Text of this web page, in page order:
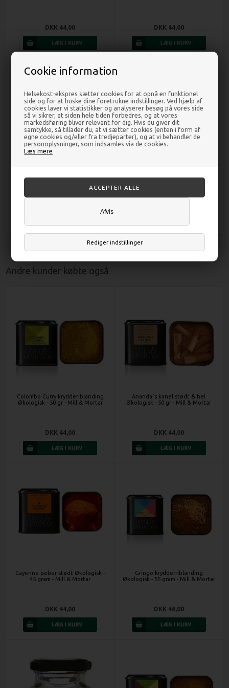
Cookie information
Helsekost-ekspres sætter cookies for at opnå en funktionel
side og for at huske dine foretrukne indstillinger. Ved hjælp af
cookies laver vi statistikker og analyserer besøg på vores side
så vi sikrer, at siden hele tiden forbedres, og at vores
markedsføring bliver relevant for dig. Hvis du giver dit
samtykke, så tillader du, at vi sætter cookies (enten i form af
egne cookies og/eller fra tredjeparter), og at vi behandler de
personoplysninger, som indsamles via de cookies.
Læs mere
Rediger indstillinger
Afvis
DKK 44,00 DKK 44,00
Andre kunder købte også
Colombo Curry krydderiblanding
Økologisk - 50 gr - Mill & Mortar
DKK 44,00
Ananda´s kanel stødt & hel
Økologisk - 50 gr - Mill & Mortar
DKK 44,00
Cayenne peber stødt Økologisk -
45 gram - Mill & Mortar
DKK 44,00
Gringo krydderriblanding
Økologisk - 55 gram - Mill & Mortar
DKK 46,00